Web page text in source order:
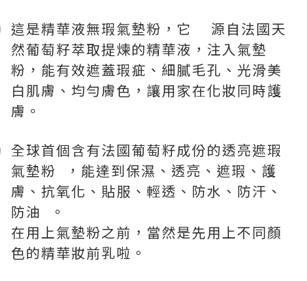
這是精華液無瑕氣墊粉，它 源自法國天
然葡萄籽萃取提煉的精華液，注入氣墊
粉，能有效遮蓋瑕疵、細膩毛孔、光滑美
白肌膚、均勻膚色，讓用家在化妝同時護
膚。
全球首個含有法國葡萄籽成份的透亮遮瑕
氣墊粉 ，能達到保濕、透亮、遮瑕、護
膚、抗氧化、貼服、輕透、防水、防汗、
防油 。
在用上氣墊粉之前，當然是先用上不同顏
色的精華妝前乳啦。